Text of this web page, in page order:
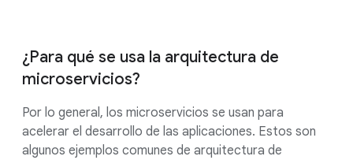
¿Para qué se usa la arquitectura de
microservicios?
Por lo general, los microservicios se usan para
acelerar el desarrollo de las aplicaciones. Estos son
algunos ejemplos comunes de arquitectura de